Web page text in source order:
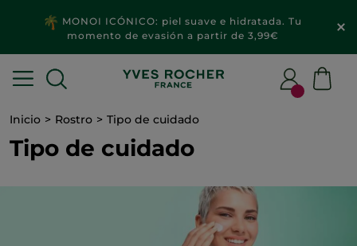
2x1 MAQUILLAJE & ACCESORIOS​
Inicio Rostro Tipo de cuidado
Tipo de cuidado